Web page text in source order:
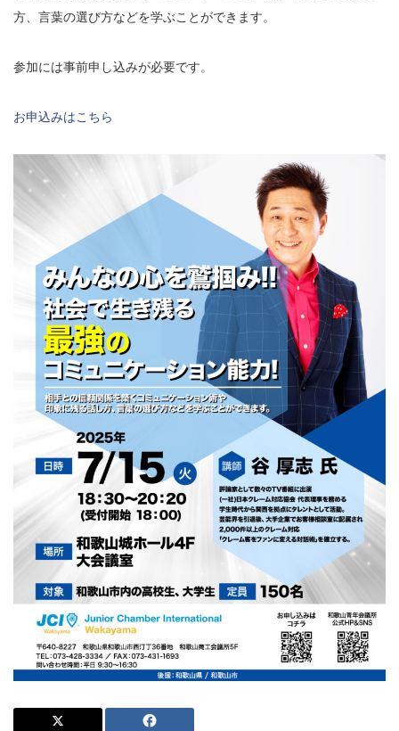
方、言葉の選び方などを学ぶことができます。
参加には事前申し込みが必要です。
お申込みはこちら